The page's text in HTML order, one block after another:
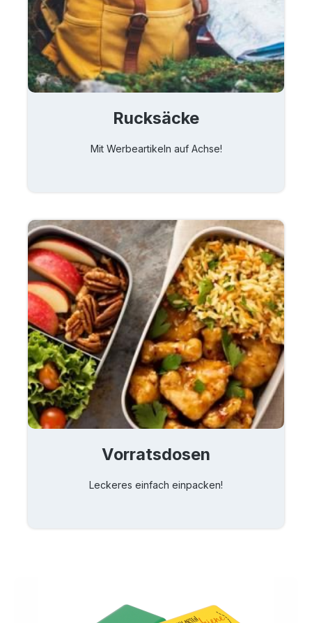
Rucksäcke
Mit Werbeartikeln auf Achse!
Vorratsdosen
Leckeres einfach einpacken!